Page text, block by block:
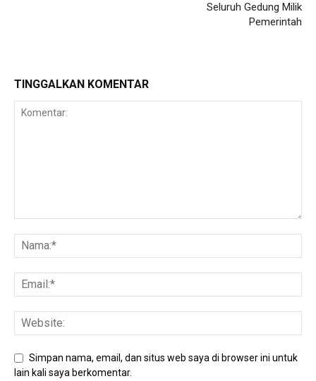
Seluruh Gedung Milik
Pemerintah
TINGGALKAN KOMENTAR
Simpan nama, email, dan situs web saya di browser ini untuk
lain kali saya berkomentar.